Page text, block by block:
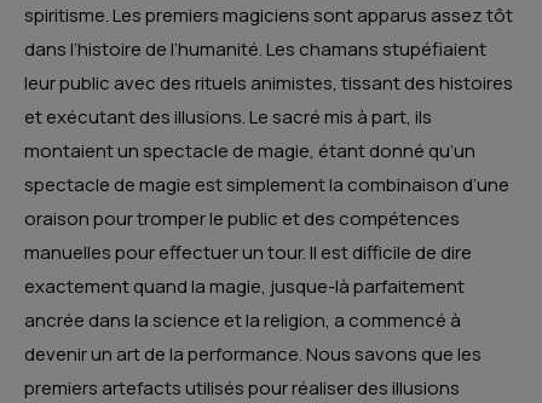
spiritisme. Les premiers magiciens sont apparus assez tôt
dans l’histoire de l’humanité. Les chamans stupéfiaient
leur public avec des rituels animistes, tissant des histoires
et exécutant des illusions. Le sacré mis à part, ils
montaient un spectacle de magie, étant donné qu’un
spectacle de magie est simplement la combinaison d’une
oraison pour tromper le public et des compétences
manuelles pour effectuer un tour. Il est difficile de dire
exactement quand la magie, jusque-là parfaitement
ancrée dans la science et la religion, a commencé à
devenir un art de la performance. Nous savons que les
premiers artefacts utilisés pour réaliser des illusions